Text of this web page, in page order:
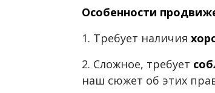
Особенности
1. Требует наличия
2. Сложное, требует
наш сюжет об этих